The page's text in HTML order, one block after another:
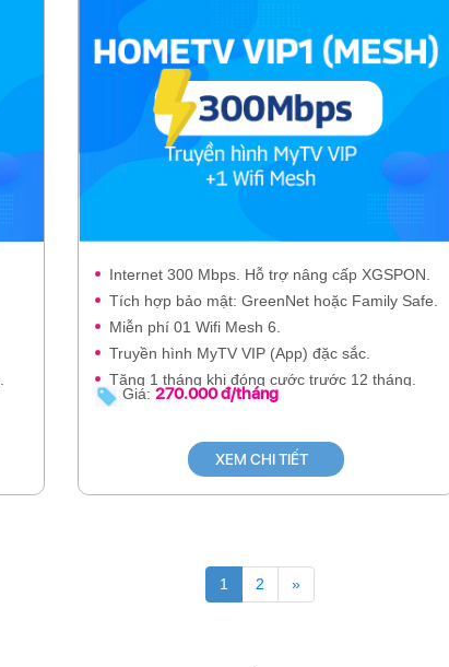
Internet 300 Mbps. Hỗ trợ nâng cấp XGSPON.
Tích hợp bảo mật: GreenNet hoặc Family Safe.
Miễn phí 01 Wifi Mesh 6.
Truyền hình MyTV VIP (App) đặc sắc.
Tặng 1 tháng khi đóng cước trước 12 tháng.
Giá: 270.000 đ/tháng
XEM CHI TIẾT
1 2 »